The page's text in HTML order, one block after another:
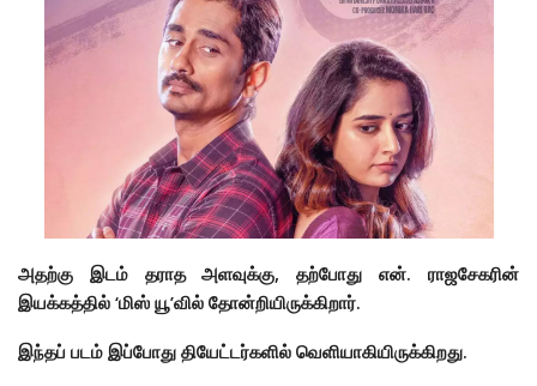
அதற்கு இடம் தராத அளவுக்கு, தற்போது என். ராஜசேகரின்
இயக்கத்தில் ‘மிஸ் யூ’வில் தோன்றியிருக்கிறார்.
இந்தப் படம் இப்போது தியேட்டர்களில் வெளியாகியிருக்கிறது.